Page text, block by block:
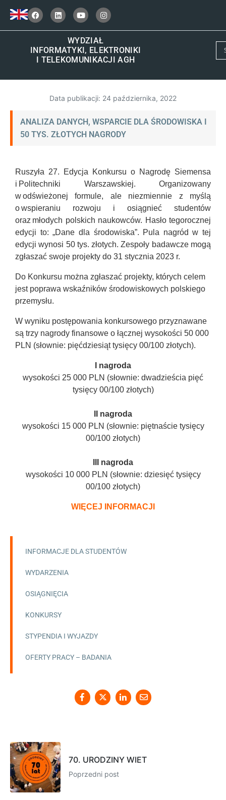
WYDZIAŁ
INFORMATYKI, ELEKTRONIKI
I TELEKOMUNIKACJI AGH
Data publikacji: 24 października, 2022
ANALIZA DANYCH, WSPARCIE DLA ŚRODOWISKA I
50 TYS. ZŁOTYCH NAGRODY
Ruszyła 27. Edycja Konkursu o Nagrodę Siemensa
i Politechniki Warszawskiej. Organizowany
w odświeżonej formule, ale niezmiennie z myślą
o wspieraniu rozwoju i osiągnieć studentów
oraz młodych polskich naukowców. Hasło tegorocznej
edycji to: „Dane dla środowiska”. Pula nagród w tej
edycji wynosi 50 tys. złotych. Zespoły badawcze mogą
zgłaszać swoje projekty do 31 stycznia 2023 r.
Do Konkursu można zgłaszać projekty, których celem
jest poprawa wskaźników środowiskowych polskiego
przemysłu.
W wyniku postępowania konkursowego przyznawane
są trzy nagrody finansowe o łącznej wysokości 50 000
PLN (słownie: pięćdziesiąt tysięcy 00/100 złotych).
I nagroda
wysokości 25 000 PLN (słownie: dwadzieścia pięć
tysięcy 00/100 złotych)
II nagroda
wysokości 15 000 PLN (słownie: piętnaście tysięcy
00/100 złotych)
III nagroda
wysokości 10 000 PLN (słownie: dziesięć tysięcy
00/100 złotych)
WIĘCEJ INFORMACJI
INFORMACJE DLA STUDENTÓW
WYDARZENIA
OSIĄGNIĘCIA
KONKURSY
STYPENDIA I WYJAZDY
OFERTY PRACY – BADANIA
70. URODZINY WIET
Poprzedni post